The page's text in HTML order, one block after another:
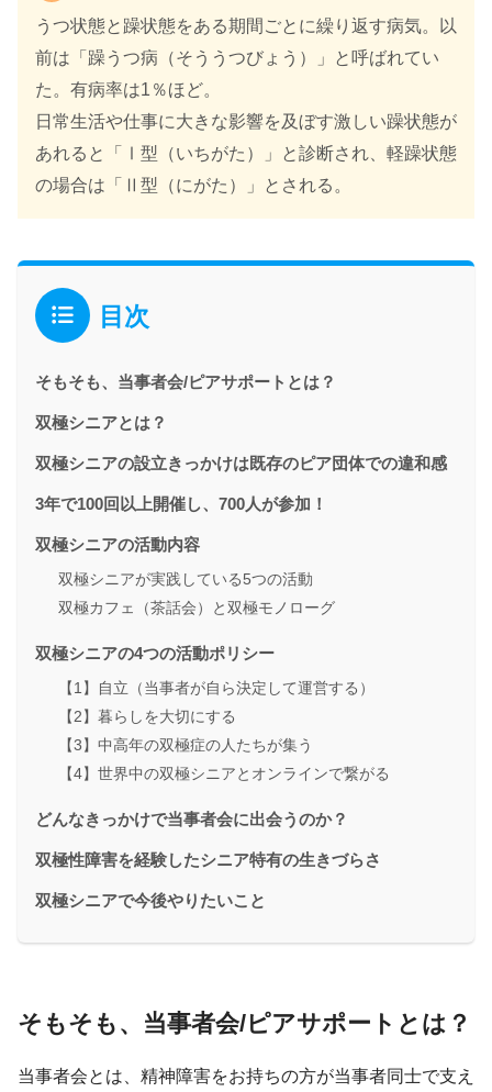
うつ状態と躁状態をある期間ごとに繰り返す病気。以
前は「躁うつ病（そううつびょう）」と呼ばれてい
た。有病率は1％ほど。
日常生活や仕事に大きな影響を及ぼす激しい躁状態が
あれると「Ⅰ型（いちがた）」と診断され、軽躁状態
の場合は「Ⅱ型（にがた）」とされる。
目次
そもそも、当事者会/ピアサポートとは？
双極シニアとは？
双極シニアの設立きっかけは既存のピア団体での違和感
3年で100回以上開催し、700人が参加！
双極シニアの活動内容
双極シニアが実践している5つの活動
双極カフェ（茶話会）と双極モノローグ
双極シニアの4つの活動ポリシー
【1】自立（当事者が自ら決定して運営する）
【2】暮らしを大切にする
【3】中高年の双極症の人たちが集う
【4】世界中の双極シニアとオンラインで繋がる
どんなきっかけで当事者会に出会うのか？
双極性障害を経験したシニア特有の生きづらさ
双極シニアで今後やりたいこと
そもそも、当事者会/ピアサポートとは？
当事者会とは、精神障害をお持ちの方が当事者同士で支え